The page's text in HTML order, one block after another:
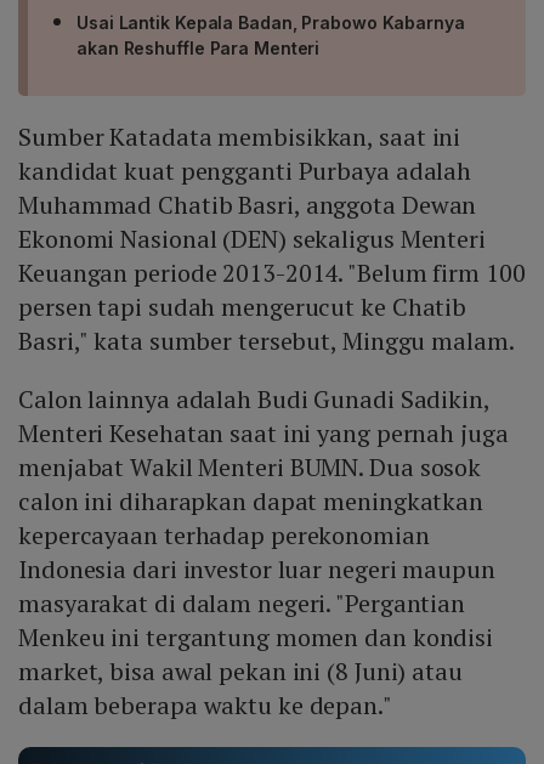
Usai Lantik Kepala Badan, Prabowo Kabarnya
akan Reshuffle Para Menteri
Sumber Katadata membisikkan, saat ini
kandidat kuat pengganti Purbaya adalah
Muhammad Chatib Basri, anggota Dewan
Ekonomi Nasional (DEN) sekaligus Menteri
Keuangan periode 2013-2014. "Belum firm 100
persen tapi sudah mengerucut ke Chatib
Basri," kata sumber tersebut, Minggu malam.
Calon lainnya adalah Budi Gunadi Sadikin,
Menteri Kesehatan saat ini yang pernah juga
menjabat Wakil Menteri BUMN. Dua sosok
calon ini diharapkan dapat meningkatkan
kepercayaan terhadap perekonomian
Indonesia dari investor luar negeri maupun
masyarakat di dalam negeri. "Pergantian
Menkeu ini tergantung momen dan kondisi
market, bisa awal pekan ini (8 Juni) atau
dalam beberapa waktu ke depan."